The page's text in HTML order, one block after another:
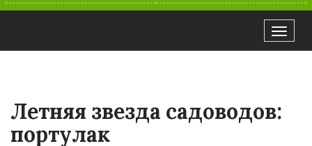
МЕНЮ
Летняя звезда садоводов:
портулак